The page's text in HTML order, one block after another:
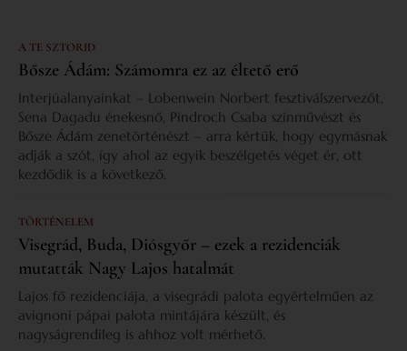
A TE SZTORID
Bősze Ádám: Számomra ez az éltető erő
Interjúalanyainkat – Lobenwein Norbert fesztiválszervezőt,
Sena Dagadu énekesnő, Pindroch Csaba színművészt és
Bősze Ádám zenetörténészt – arra kértük, hogy egymásnak
adják a szót, így ahol az egyik beszélgetés véget ér, ott
kezdődik is a következő.
TÖRTÉNELEM
Visegrád, Buda, Diósgyőr – ezek a rezidenciák
mutatták Nagy Lajos hatalmát
Lajos fő rezidenciája, a visegrádi palota egyértelműen az
avignoni pápai palota mintájára készült, és
nagyságrendileg is ahhoz volt mérhető.